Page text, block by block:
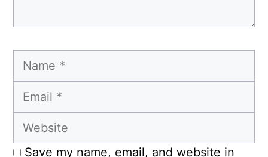
Name
Email
Website
Save my name, email, and website in